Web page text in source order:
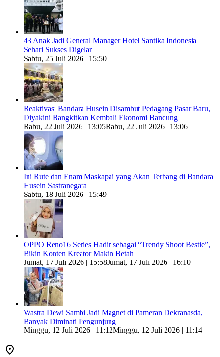
43 Anak Jadi General Manager Hotel Santika Indonesia
Sehari Sukses Digelar
Sabtu, 25 Juli 2026 | 15:50
Reaktivasi Bandara Husein Disambut Pedagang Pasar Baru,
Diyakini Bangkitkan Kembali Ekonomi Bandung
Rabu, 22 Juli 2026 | 13:05Rabu, 22 Juli 2026 | 13:06
Ini Rute dan Enam Maskapai yang Akan Terbang di Bandara
Husein Sastranegara
Sabtu, 18 Juli 2026 | 15:49
OPPO Reno16 Series Hadir sebagai “Trendy Shoot Bestie”,
Bikin Konten Kreator Makin Betah
Jumat, 17 Juli 2026 | 15:58Jumat, 17 Juli 2026 | 16:10
Wastra Dewi Sambi Jadi Magnet di Pameran Dekranasda,
Banyak Diminati Pengunjung
Minggu, 12 Juli 2026 | 11:12Minggu, 12 Juli 2026 | 11:14